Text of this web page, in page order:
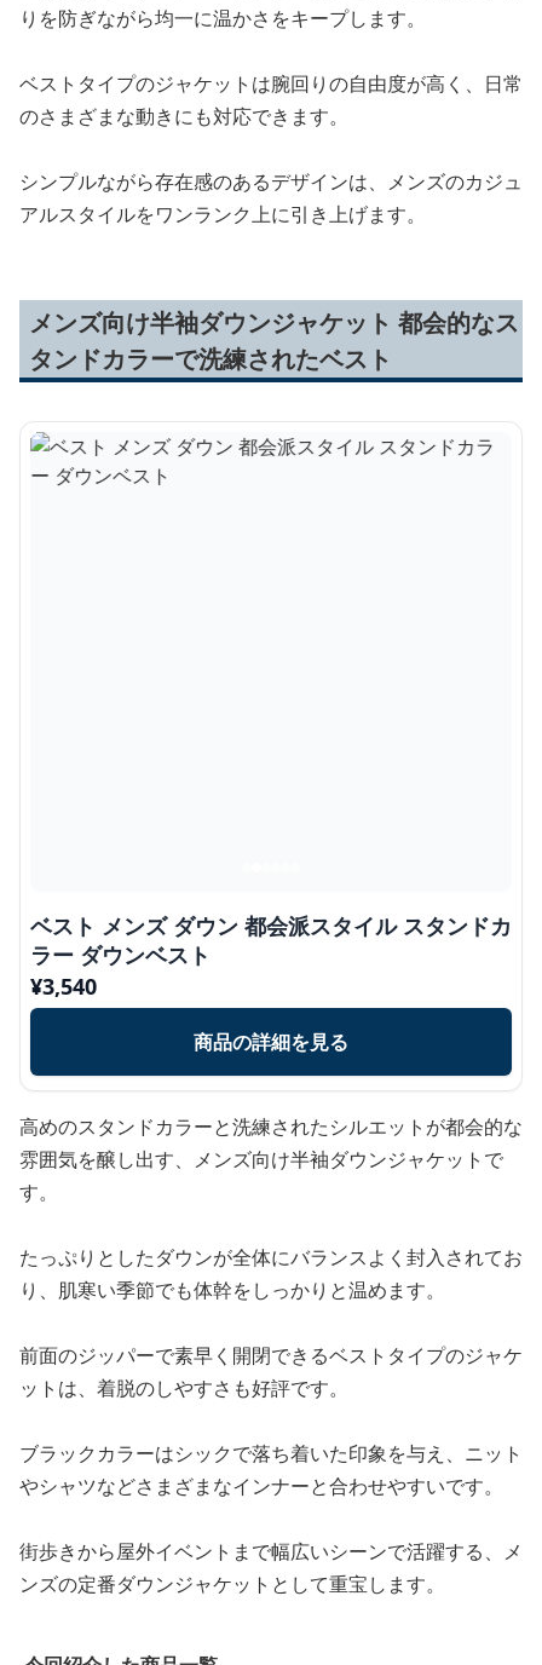
りを防ぎながら均一に温かさをキープします。
ベストタイプのジャケットは腕回りの自由度が高く、日常
のさまざまな動きにも対応できます。
シンプルながら存在感のあるデザインは、メンズのカジュ
アルスタイルをワンランク上に引き上げます。
メンズ向け半袖ダウンジャケット 都会的なス
タンドカラーで洗練されたベスト
ベスト メンズ ダウン 都会派スタイル スタンドカ
ラー ダウンベスト
¥3,540
商品の詳細を見る
高めのスタンドカラーと洗練されたシルエットが都会的な
雰囲気を醸し出す、メンズ向け半袖ダウンジャケットで
す。
たっぷりとしたダウンが全体にバランスよく封入されてお
り、肌寒い季節でも体幹をしっかりと温めます。
前面のジッパーで素早く開閉できるベストタイプのジャケ
ットは、着脱のしやすさも好評です。
ブラックカラーはシックで落ち着いた印象を与え、ニット
やシャツなどさまざまなインナーと合わせやすいです。
街歩きから屋外イベントまで幅広いシーンで活躍する、メ
ンズの定番ダウンジャケットとして重宝します。